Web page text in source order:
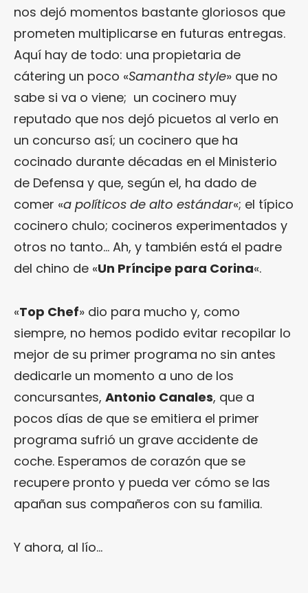
nos dejó momentos bastante gloriosos que
prometen multiplicarse en futuras entregas.
Aquí hay de todo: una propietaria de
cátering un poco «Samantha style» que no
sabe si va o viene; un cocinero muy
reputado que nos dejó picuetos al verlo en
un concurso así; un cocinero que ha
cocinado durante décadas en el Ministerio
de Defensa y que, según el, ha dado de
comer «a políticos de alto estándar«; el típico
cocinero chulo; cocineros experimentados y
otros no tanto… Ah, y también está el padre
del chino de «Un Príncipe para Corina«.
«Top Chef» dio para mucho y, como
siempre, no hemos podido evitar recopilar lo
mejor de su primer programa no sin antes
dedicarle un momento a uno de los
concursantes, Antonio Canales, que a
pocos días de que se emitiera el primer
programa sufrió un grave accidente de
coche. Esperamos de corazón que se
recupere pronto y pueda ver cómo se las
apañan sus compañeros con su familia.
Y ahora, al lío…